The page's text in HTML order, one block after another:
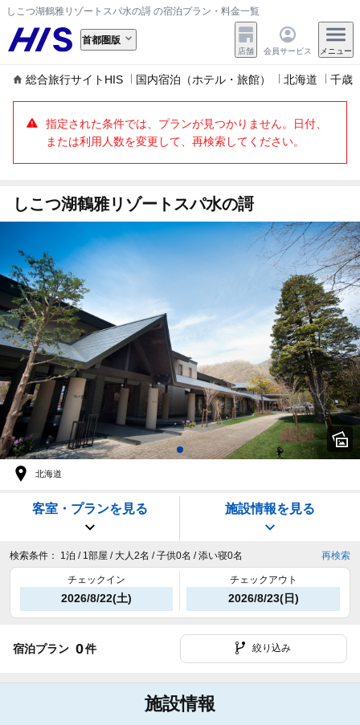
しこつ湖鶴雅リゾートスパ水の謌 の宿泊プラン・料金一覧
首都圏版
店舗 会員サービス メニュー
総合旅行サイトHIS 国内宿泊（ホテル・旅館） 北海道 千歳
指定された条件では、プランが見つかりません。日付、
または利用人数を変更して、再検索してください。
しこつ湖鶴雅リゾートスパ水の謌
北海道
客室・プランを見る 施設情報を見る
検索条件： 1泊 / 1部屋 / 大人2名 / 子供0名 / 添い寝0名 再検索
チェックイン
2026/8/22(土)
チェックアウト
2026/8/23(日)
宿泊プラン 0件 絞り込み
施設情報